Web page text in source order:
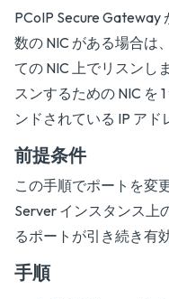
PCoIP Secure
数の NIC がある場合は
ての NIC 上でリスンし
スンするための NIC を
ンドされている IP アド
前提条件
この手順でポートを変
Server インスタンス上
るポートが引き続き有
手順